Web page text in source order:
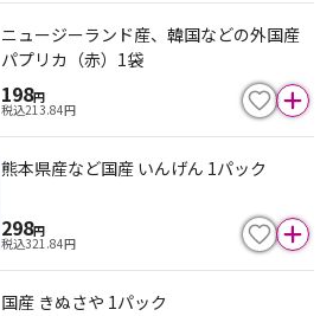
ニュージーランド産、韓国などの外国産
パプリカ（赤）1袋
198円
税込213.84円
熊本県産など国産 いんげん 1パック
298円
税込321.84円
国産 きぬさや 1パック